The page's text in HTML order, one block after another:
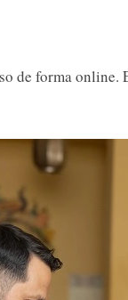
de forma online.